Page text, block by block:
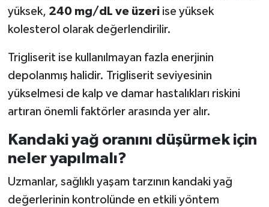
yüksek, 240 mg/dL ve üzeriise yüksek
kolesterol olarak değerlendirilir.
Trigliserit ise kullanılmayan fazla enerjinin
depolanmış halidir. Trigliserit seviyesinin
yükselmesi de kalp ve damar hastalıkları riskini
artıran önemli faktörler arasında yer alır.
Kandaki yağ oranını düşürmek için
neler yapılmalı?
Uzmanlar, sağlıklı yaşam tarzının kandaki yağ
değerlerinin kontrolünde en etkili yöntem